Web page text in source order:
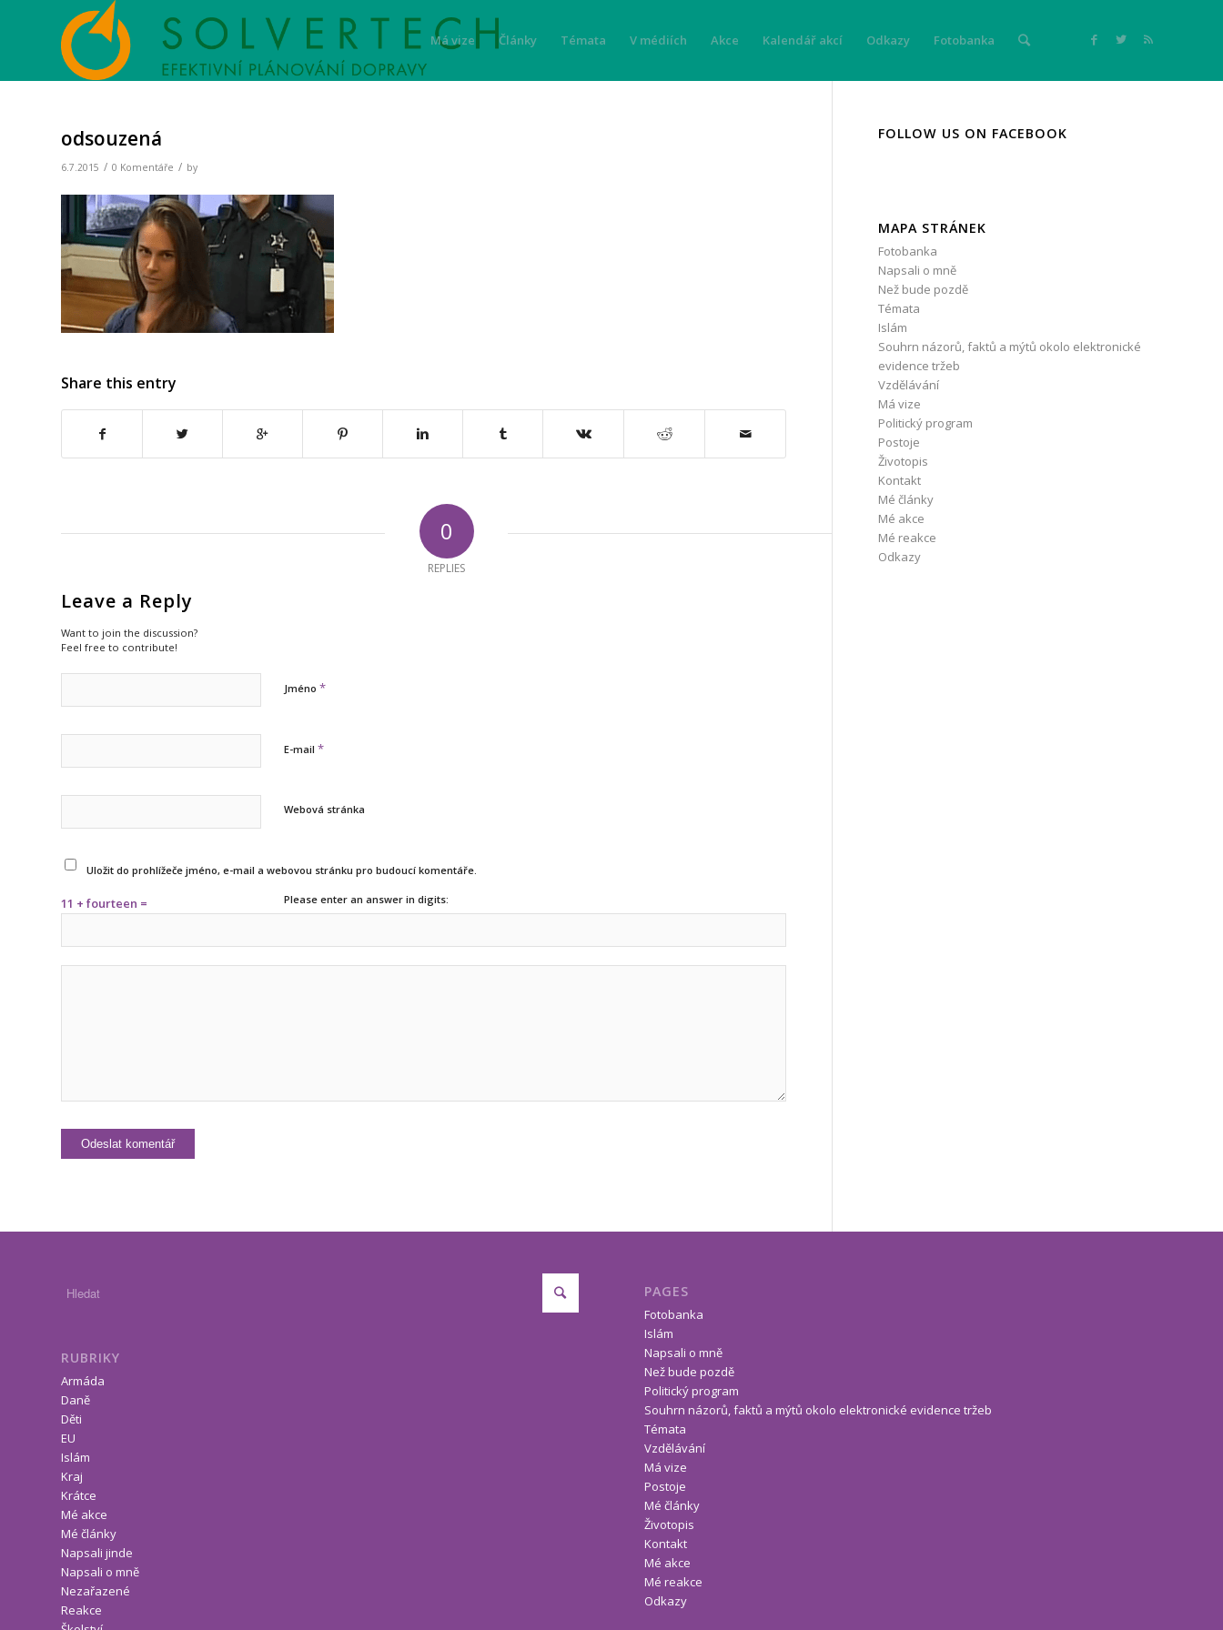
Má vize Články Témata V médiích Akce Kalendář akcí Odkazy Fotobanka
odsouzená
6.7.2015 / 0 Komentáře / by
Share this entry
0
REPLIES
Leave a Reply
Want to join the discussion?
Feel free to contribute!
Jméno *
E-mail *
Webová stránka
Uložit do prohlížeče jméno, e-mail a webovou stránku pro budoucí komentáře.
Please enter an answer in digits:
11 + fourteen =
FOLLOW US ON FACEBOOK
MAPA STRÁNEK
Fotobanka
Napsali o mně
Než bude pozdě
Témata
Islám
Souhrn názorů, faktů a mýtů okolo elektronické
evidence tržeb
Vzdělávání
Má vize
Politický program
Postoje
Životopis
Kontakt
Mé články
Mé akce
Mé reakce
Odkazy
RUBRIKY
Armáda
Daně
Děti
EU
Islám
Kraj
Krátce
Mé akce
Mé články
Napsali jinde
Napsali o mně
Nezařazené
Reakce
PAGES
Fotobanka
Islám
Napsali o mně
Než bude pozdě
Politický program
Souhrn názorů, faktů a mýtů okolo elektronické evidence tržeb
Témata
Vzdělávání
Má vize
Postoje
Mé články
Životopis
Kontakt
Mé akce
Mé reakce
Odkazy